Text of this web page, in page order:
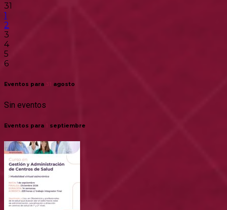
31
1
2
3
4
5
6
Eventos para agosto
Sin eventos
Eventos para septiembre